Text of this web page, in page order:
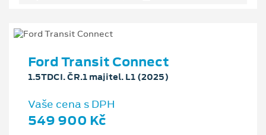
Ford Transit Connect
1.5TDCI. ČR.1 majitel. L1 (2025)
Vaše cena s DPH
549 900 Kč